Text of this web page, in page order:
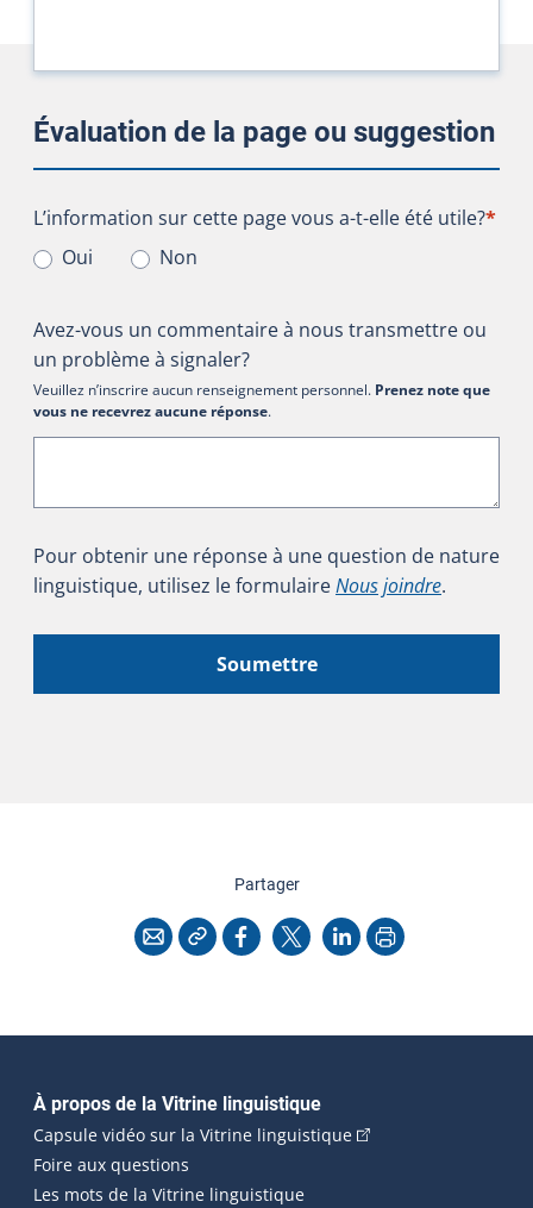
Évaluation de la page ou suggestion
L’information sur cette page vous a-t-elle été utile?
L’information sur cette page vous a-t-elle été utile?*
Oui
Non
Avez-vous un commentaire à nous transmettre ou
un problème à signaler?
Veuillez n’inscrire aucun renseignement personnel. Prenez note que
vous ne recevrez aucune réponse.
Pour obtenir une réponse à une question de nature
linguistique, utilisez le formulaireNous joindre.
Soumettre
Partagercette page
CourrielCopier l'adresse
Facebook
X LinkedInImprimer
Navigation principale
À propos de la Vitrine linguistique
Capsule vidéo sur la Vitrine linguistique(Cet hyperlien
Foire aux questions
Les mots de la Vitrine linguistique